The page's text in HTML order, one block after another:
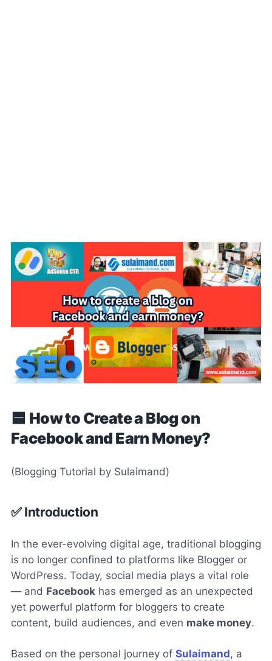
🟦 How to Create a Blog on
Facebook and Earn Money?
(Blogging Tutorial by Sulaimand)
✅ Introduction
In the ever-evolving digital age, traditional blogging
is no longer confined to platforms like Blogger or
WordPress. Today, social media plays a vital role
— and Facebook has emerged as an unexpected
yet powerful platform for bloggers to create
content, build audiences, and even make money.
Based on the personal journey of Sulaimand, a